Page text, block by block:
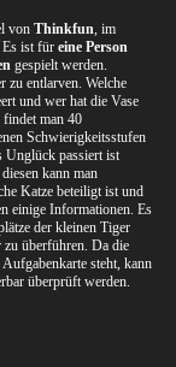
vonThinkfun, im
Es ist füreine Person
gespielt werden.
zu entlarven. Welche
und wer hat die Vase
findet man 40
Schwierigkeitsstufen
Unglück passiert ist
kann man
Katze beteiligt ist und
einige Informationen. Es
der kleinen Tiger
zu überführen. Da die
steht, kann
überprüft werden.